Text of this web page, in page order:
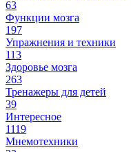
63
Функции мозга
197
Упражнения и техники
113
Здоровье мозга
263
Тренажеры для детей
39
Интересное
1119
Мнемотехники